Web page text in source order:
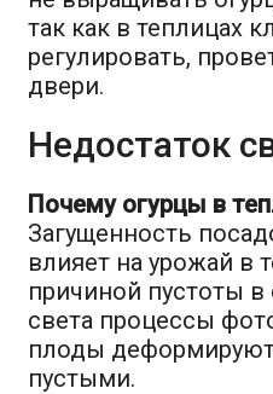
так как в теплицах
регулировать,
двери.
Недостаток
Почему огурцы в
Загущенность
влияет на урожай в
причиной пустоты в
света процессы
плоды
пустыми.